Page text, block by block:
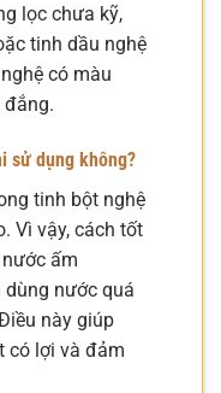
lọc chưa kỹ,
tinh dầu nghệ
có màu
sử dụng không?
tinh bột nghệ
Vì vậy, cách tốt
ấm
dùng nước quá
này giúp
có lợi và đảm